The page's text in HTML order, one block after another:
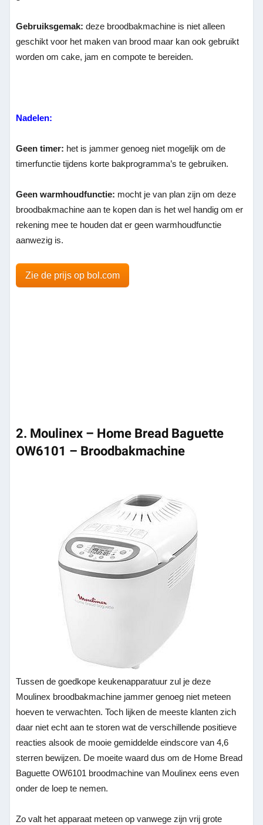
Gebruiksgemak:deze broodbakmachine is niet alleen
geschikt voor het maken van brood maar kan ook gebruikt
worden om cake, jam en compote te bereiden.
Nadelen:
Geen timer: het is jammer genoeg niet mogelijk om de
timerfunctie tijdens korte bakprogramma’s te gebruiken.
Geen warmhoudfunctie: mocht je van plan zijn om deze
broodbakmachine aan te kopen dan is het wel handig om er
rekening mee te houden dat er geen warmhoudfunctie
aanwezig is.
Zie de prijs op bol.com
2. Moulinex – Home Bread Baguette
OW6101 – Broodbakmachine
Tussen de goedkope keukenapparatuur zul je deze
Moulinex broodbakmachine jammer genoeg niet meteen
hoeven te verwachten. Toch lijken de meeste klanten zich
daar niet echt aan te storen wat de verschillende positieve
reacties alsook de mooie gemiddelde eindscore van 4,6
sterren bewijzen. De moeite waard dus om de Home Bread
Baguette OW6101 broodmachine van Moulinex eens even
onder de loep te nemen.
Zo valt het apparaat meteen op vanwege zijn vrij grote